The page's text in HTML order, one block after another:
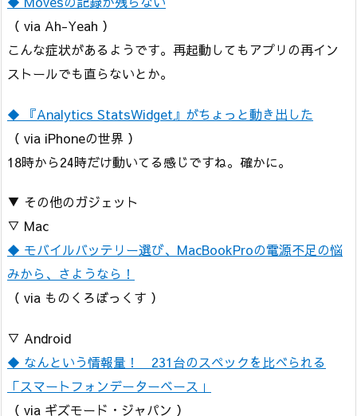
（ via Ah-Yeah ）
こんな症状があるようです。再起動してもアプリの再イン
ストールでも直らないとか。
◆ 『Analytics StatsWidget』がちょっと動き出した
（ via iPhoneの世界 ）
18時から24時だけ動いてる感じですね。確かに。
▼ その他のガジェット
▽ Mac
◆ モバイルバッテリー選び、MacBookProの電源不足の悩
みから、さようなら！
（ via ものくろぼっくす ）
▽ Android
◆ なんという情報量！ 231台のスペックを比べられる
「スマートフォンデーターベース」
（ via ギズモード・ジャパン ）